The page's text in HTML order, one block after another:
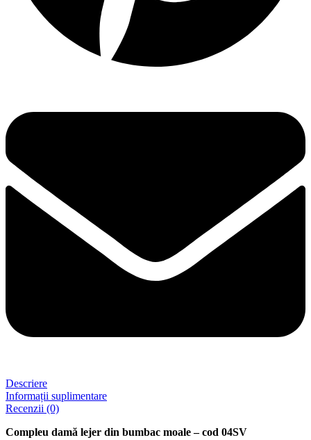
Descriere
Informații suplimentare
Recenzii (0)
Compleu damă lejer din bumbac moale – cod 04SV